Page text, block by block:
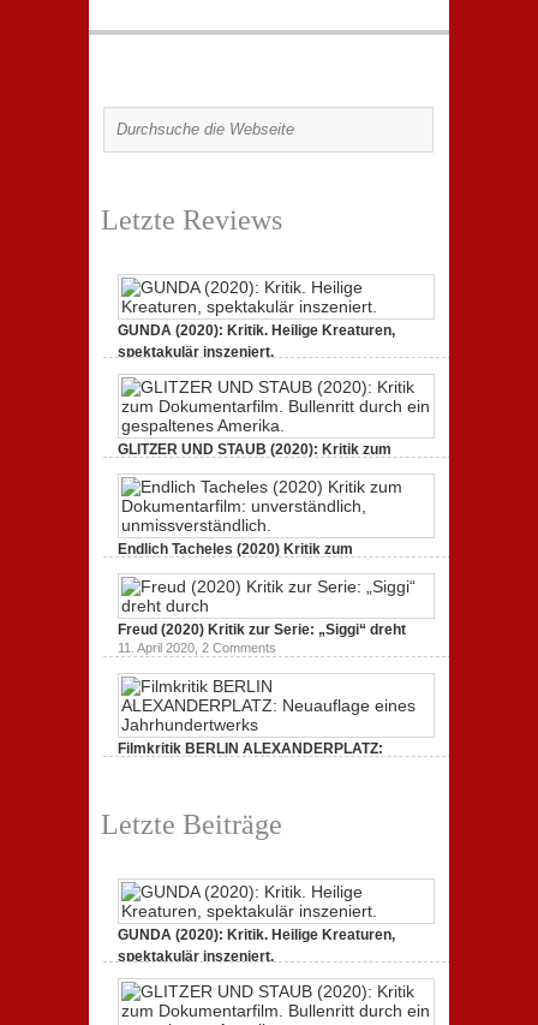
Letzte Reviews
GUNDA (2020): Kritik. Heilige Kreaturen,
spektakulär inszeniert.
GLITZER UND STAUB (2020): Kritik zum
Dokumentarfilm.
3. Oktober 2020,2 Comments
Endlich Tacheles (2020) Kritik zum
Dokumentarfilm: unverständlich,
19. Mai 2020,0 Comments
Freud (2020) Kritik zur Serie: „Siggi“ dreht
11. April 2020, 2 Comments
Filmkritik BERLIN ALEXANDERPLATZ:
Letzte Beiträge
GUNDA (2020): Kritik. Heilige Kreaturen,
spektakulär inszeniert.